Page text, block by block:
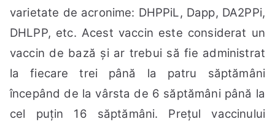
varietate de acronime: DHPPiL, Dapp, DA2PPi,
DHLPP, etc. Acest vaccin este considerat un
vaccin de bază și ar trebui să fie administrat
la fiecare trei până la patru săptămâni
începând de la vârsta de 6 săptămâni până la
cel puțin 16 săptămâni. Prețul vaccinului